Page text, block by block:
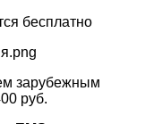
бесплатно
зарубежным
руб.